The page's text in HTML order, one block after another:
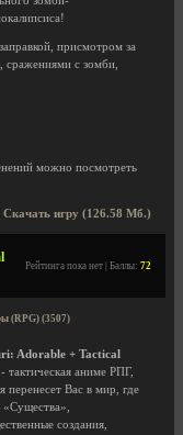
присмотром за
сражениями с зомби,
можно посмотреть
Скачать игру (126.58 Мб.)
Рейтинга пока нет | Баллы: 72
(RPG) (3507)
Adorable + Tactical
- тактическая аниме РПГ,
перенесет Вас в мир, где
«Существа»,
создания,